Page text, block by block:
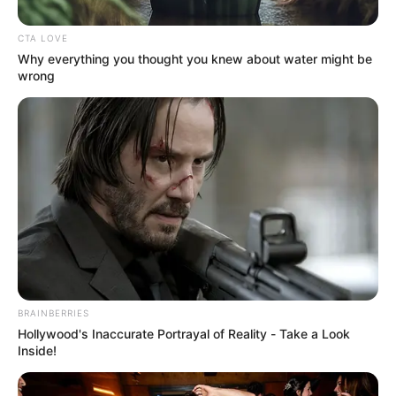
hay otros intereses", dijo el secretario.
Le puede interesar: Alcaldía de Amalfi extendió toque
de queda por amenazas del Frente 36 de las Farc
CTA LOVE
Why everything you thought you knew about water might be
wrong
BRAINBERRIES
Hollywood's Inaccurate Portrayal of Reality - Take a Look
Inside!